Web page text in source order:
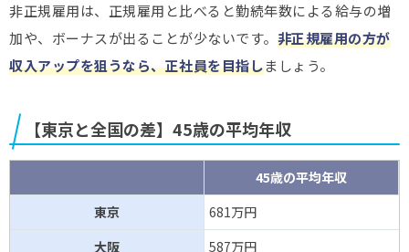
非正規雇用は、正規雇用と比べると勤続年数による給与の増
加や、ボーナスが出ることが少ないです。 非正規雇用の方が
収入アップを狙うなら、正社員を目指しましょう。
【東京と全国の差】45歳の平均年収
45歳の平均年収
東京
681万円
大阪
587万円